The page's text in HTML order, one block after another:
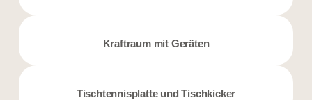
Kraftraum mit Geräten
Tischtennisplatte und Tischkicker